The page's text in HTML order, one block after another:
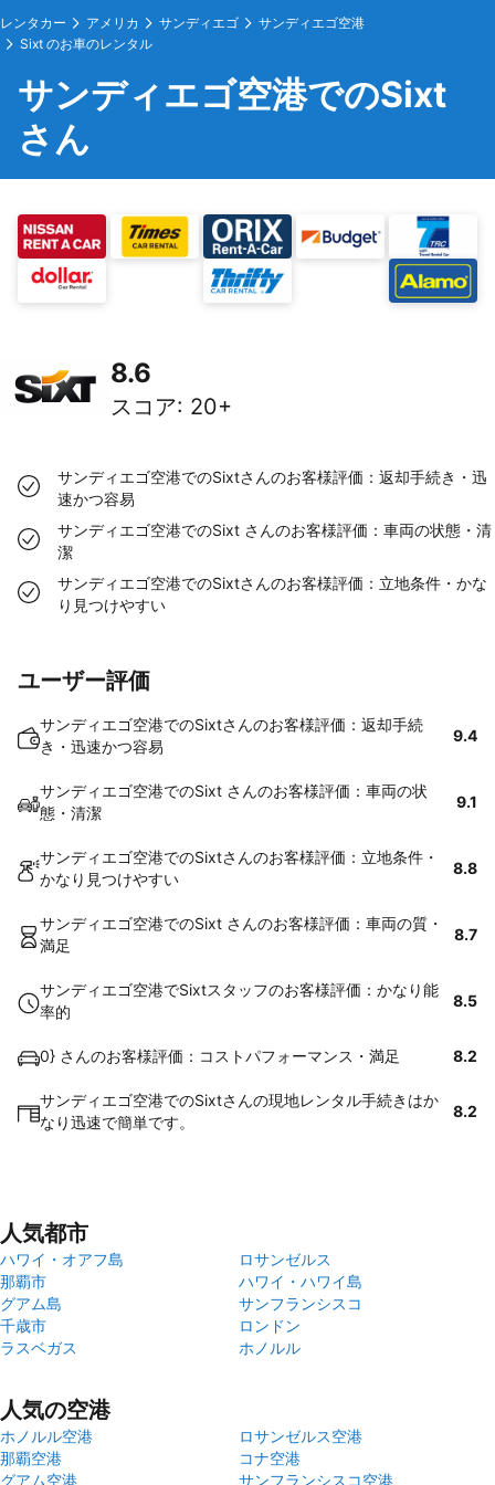
レンタカー アメリカ サンディエゴ
サンディエゴ空港
Sixt のお車のレンタル
サンディエゴ空港でのSixt
さん
8.6
スコア: 20+
サンディエゴ空港でのSixtさんのお客様評価：返却手続き・迅
速かつ容易
サンディエゴ空港でのSixt さんのお客様評価：車両の状態・清
潔
サンディエゴ空港でのSixtさんのお客様評価：立地条件・かな
り見つけやすい
ユーザー評価
サンディエゴ空港でのSixtさんのお客様評価：返却手続
き・迅速かつ容易
9.4
サンディエゴ空港でのSixt さんのお客様評価：車両の状
態・清潔
9.1
サンディエゴ空港でのSixtさんのお客様評価：立地条件・
かなり見つけやすい
8.8
サンディエゴ空港でのSixt さんのお客様評価：車両の質・
満足
8.7
サンディエゴ空港でSixtスタッフのお客様評価：かなり能
率的
8.5
0} さんのお客様評価：コストパフォーマンス・満足 8.2
サンディエゴ空港でのSixtさんの現地レンタル手続きはか
なり迅速で簡単です。
8.2
人気都市
ハワイ・オアフ島
ロサンゼルス
那覇市
ハワイ・ハワイ島
グアム島
サンフランシスコ
千歳市
ロンドン
ラスベガス
ホノルル
人気の空港
ホノルル空港
ロサンゼルス空港
那覇空港
コナ空港
グアム空港
サンフランシスコ空港